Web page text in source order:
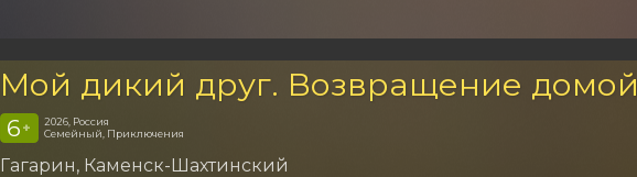
Мой дикий друг. Возвращение домой
6 +
2026, Россия
Семейный, Приключения
Гагарин Каменск-Шахтинский